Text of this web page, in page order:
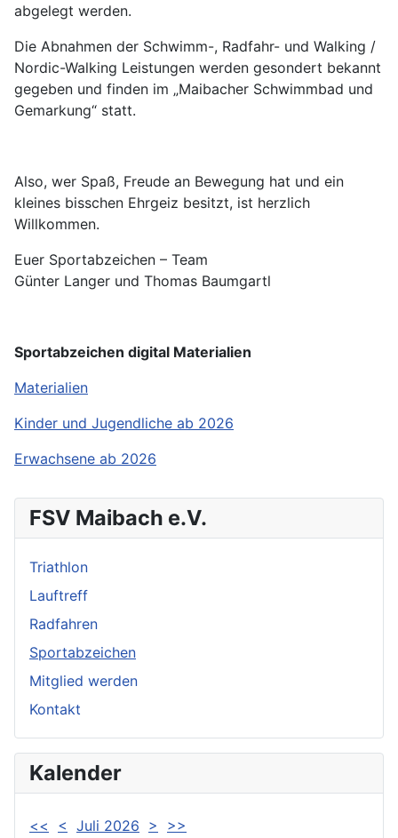
FSV Maibach e.V.
Triathlon
Lauftreff
Radfahren
Sportabzeichen
Mitglied werden
Kontakt
Kalender
<< < Juli 2026 > >>
abgelegt werden.
Die Abnahmen der Schwimm-, Radfahr- und Walking /
Nordic-Walking Leistungen werden gesondert bekannt
gegeben und finden im „Maibacher Schwimmbad und
Gemarkung“ statt.
Also, wer Spaß, Freude an Bewegung hat und ein
kleines bisschen Ehrgeiz besitzt, ist herzlich
Willkommen.
Euer Sportabzeichen – Team
Günter Langer und Thomas Baumgartl
Sportabzeichen digital Materialien
Materialien
Kinder und Jugendliche ab 2026
Erwachsene ab 2026